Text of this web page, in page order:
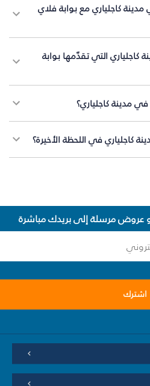
كاجلياري مع بوابة فلاي
التي تقدّمها بوابة
مدينة كاجلياري؟
كاجلياري في اللحظة الأخيرة؟
مرسلة إلى بريدك مباشرة
اشترك